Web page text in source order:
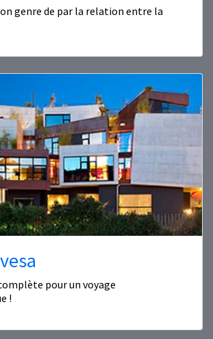
genre de par la relation entre la
pour un voyage
!